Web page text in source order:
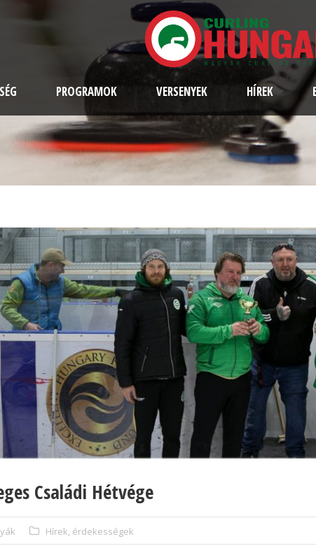
PROGRAMOK VERSENYEK HÍREK
Családi Hétvége
Hírek, érdekességek